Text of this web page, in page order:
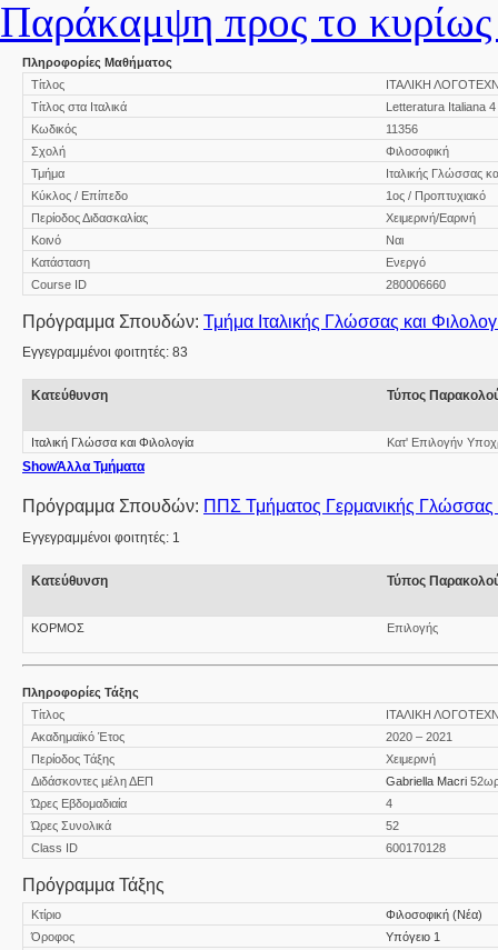
Παράκαμψη προς το κυρίως
Πληροφορίες Μαθήματος
Τίτλος
ΙΤΑΛΙΚΗ
Τίτλος στα Ιταλικά
Letteratura Italiana 4
Κωδικός
11356
Σχολή
Φιλοσοφική
Τμήμα
Ιταλικής Γλώσσας
Κύκλος / Επίπεδο
1ος / Προπτυχιακό
Περίοδος Διδασκαλίας
Χειμερινή/Εαρινή
Κοινό
Ναι
Κατάσταση
Ενεργό
Course ID
280006660
Πρόγραμμα Σπουδών: Τμήμα Ιταλικής Γλώσσας και
Εγγεγραμμένοι φοιτητές: 83
Κατεύθυνση Τύπος
Ιταλική Γλώσσα και Φιλολογία Κατ' Επιλογήν
ShowΆλλα Τμήματα
Πρόγραμμα Σπουδών: ΠΠΣ Τμήματος Γερμανικής Γλώσσας
Εγγεγραμμένοι φοιτητές: 1
Κατεύθυνση Τύπος
ΚΟΡΜΟΣ Επιλογής
Πληροφορίες Τάξης
Τίτλος
ΙΤΑΛΙΚΗ
Ακαδημαϊκό Έτος
2020 – 2021
Περίοδος Τάξης
Χειμερινή
Διδάσκοντες μέλη ΔΕΠ
Gabriella Macri
Ώρες Εβδομαδιαία
4
Ώρες Συνολικά
52
Class ID
600170128
Πρόγραμμα Τάξης
Κτίριο
Φιλοσοφική (Νέα)
Όροφος
Υπόγειο 1